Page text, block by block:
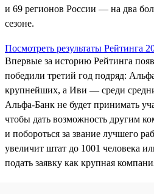
и 69 регионов России — на два
сезоне.
Посмотреть результаты Рейтинга
Впервые за историю Рейтинга
победили третий год подряд:
крупнейших, а Иви — среди
Альфа‑Банк не будет принимать
чтобы дать возможность другим
и побороться за звание лучшего
увеличит штат до 1001 человека
подать заявку как крупная